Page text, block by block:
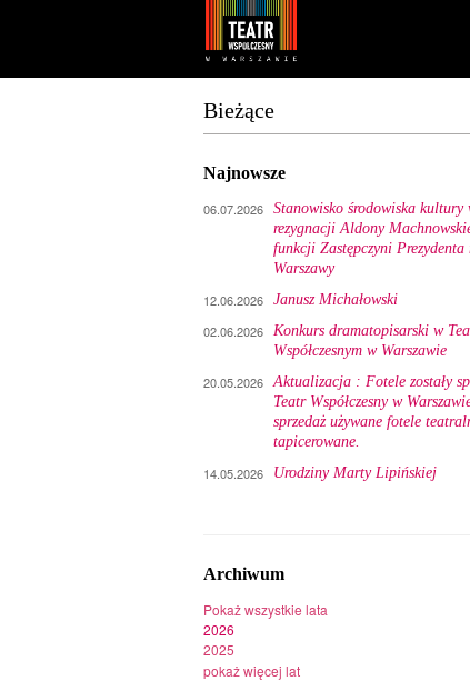
Bieżące
Najnowsze
06.07.2026 Stanowisko środowiska kultury
rezygnacji Aldony
funkcji Zastępczyni Prezydenta
Warszawy
12.06.2026 Janusz Michałowski
02.06.2026 Konkurs dramatopisarski w
Współczesnym w Warszawie
20.05.2026 Aktualizacja : Fotele zostały
Teatr Współczesny w
sprzedaż używane fotele
tapicerowane.
14.05.2026 Urodziny Marty Lipińskiej
Archiwum
Pokaż wszystkie lata
2026
2025
pokaż więcej lat